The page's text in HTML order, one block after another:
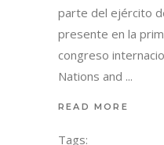
parte del ejército
presente en la
congreso
Nations and
READ MORE
Tags: